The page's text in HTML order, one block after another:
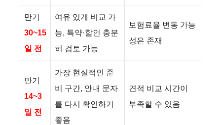
만기
30~15
일 전
여유 있게 비교 가
능, 특약·할인 충분
히 검토 가능
보험료율 변동 가능
성은 존재
만기
14~3
일 전
가장 현실적인 준
비 구간, 안내 문자
를 다시 확인하기
좋음
견적 비교 시간이
부족할 수 있음